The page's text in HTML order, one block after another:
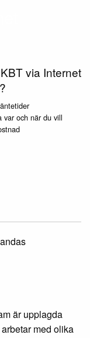
via Internet
var och när du vill
är upplagda
med olika